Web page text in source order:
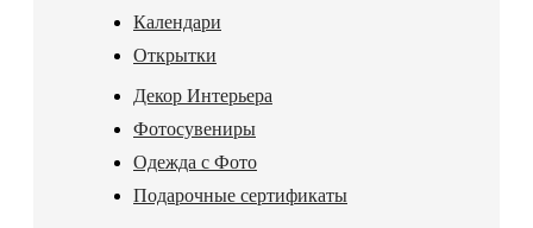
Календари
Открытки
Декор Интерьера
Фотосувениры
Одежда с Фото
Подарочные сертификаты